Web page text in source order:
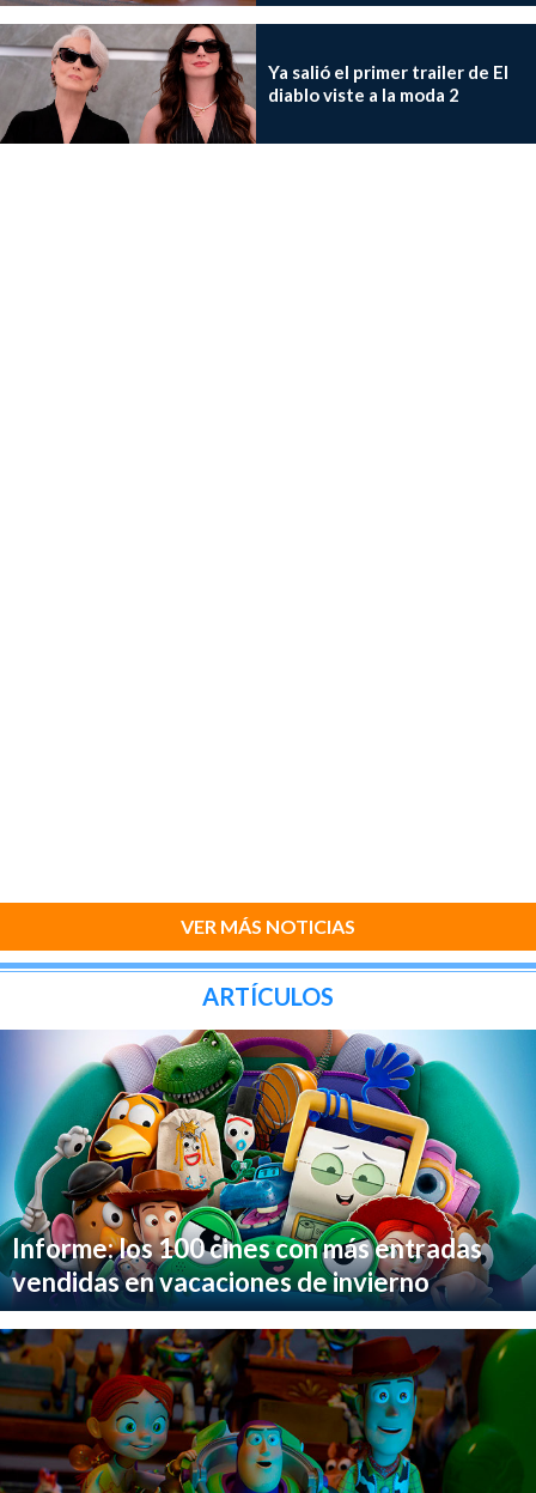
Ya salió el primer trailer de El
diablo viste a la moda 2
VER MÁS NOTICIAS
ARTÍCULOS
Informe: los 100 cines con más entradas
vendidas en vacaciones de invierno